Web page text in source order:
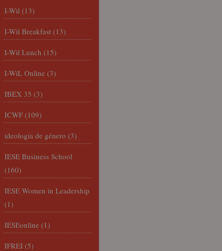
I-Wil (13)
I-Wil Breakfast (13)
I-Wil Lunch (15)
I-WiL Online (3)
IBEX 35 (3)
ICWF (109)
ideología de género (3)
IESE Business School
(160)
IESE Women in Leadership
(1)
IESEonline (1)
IFREI (5)